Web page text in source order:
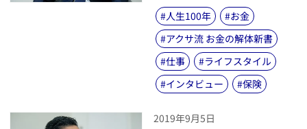
#人生100年 #お金
#アクサ流 お金の解体新書
#仕事 #ライフスタイル
#インタビュー #保険
2019年9月5日